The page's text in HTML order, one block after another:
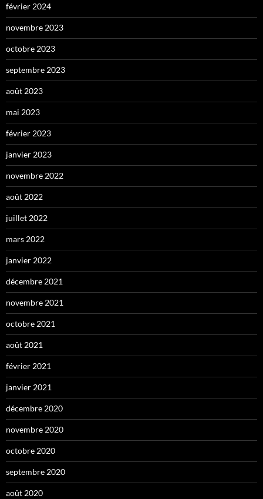
février 2024
novembre 2023
octobre 2023
septembre 2023
août 2023
mai 2023
février 2023
janvier 2023
novembre 2022
août 2022
juillet 2022
mars 2022
janvier 2022
décembre 2021
novembre 2021
octobre 2021
août 2021
février 2021
janvier 2021
décembre 2020
novembre 2020
octobre 2020
septembre 2020
août 2020